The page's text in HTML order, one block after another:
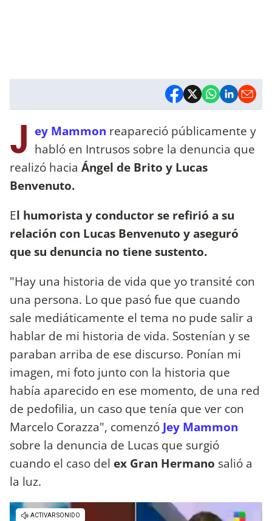
J ey Mammon reapareció públicamente y
habló en Intrusos sobre la denuncia que
realizó hacia Ángel de Brito y Lucas
Benvenuto.
El humorista y conductor se refirió a su
relación con Lucas Benvenuto y aseguró
que su denuncia no tiene sustento.
"Hay una historia de vida que yo transité con
una persona. Lo que pasó fue que cuando
sale mediáticamente el tema no pude salir a
hablar de mi historia de vida. Sostenían y se
paraban arriba de ese discurso. Ponían mi
imagen, mi foto junto con la historia que
había aparecido en ese momento, de una red
de pedofilia, un caso que tenía que ver con
Marcelo Corazza", comenzó Jey Mammon
sobre la denuncia de Lucas que surgió
cuando el caso del ex Gran Hermano salió a
la luz.